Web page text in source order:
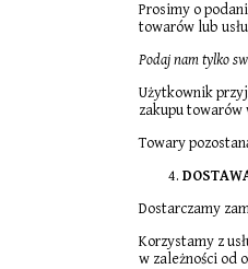
Prosimy o
towarów lub
Podaj nam tylko
Użytkownik
zakupu towarów
Towary
Dostarczamy
Korzystamy z
w zależności od